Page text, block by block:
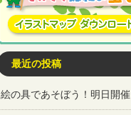
最近の投稿
絵の具であそぼう！明日開催